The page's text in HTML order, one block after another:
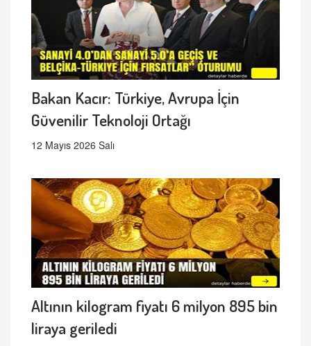
Bakan Kacır: Türkiye, Avrupa İçin
Güvenilir Teknoloji Ortağı
12 Mayıs 2026 Salı
Altının kilogram fiyatı 6 milyon 895 bin
liraya geriledi